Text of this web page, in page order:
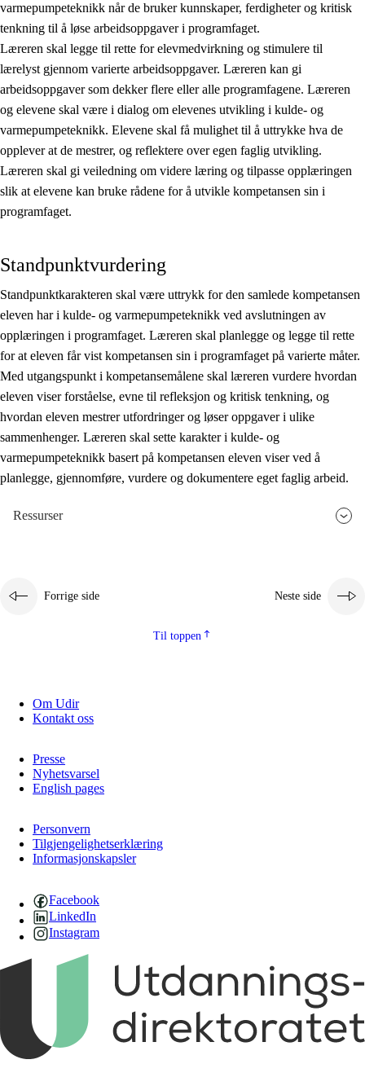
varmepumpeteknikk når de bruker kunnskaper, ferdigheter og kritisk
tenkning til å løse arbeidsoppgaver i programfaget.
Læreren skal legge til rette for elevmedvirkning og stimulere til
lærelyst gjennom varierte arbeidsoppgaver. Læreren kan gi
arbeidsoppgaver som dekker flere eller alle programfagene. Læreren
og elevene skal være i dialog om elevenes utvikling i kulde- og
varmepumpeteknikk. Elevene skal få mulighet til å uttrykke hva de
opplever at de mestrer, og reflektere over egen faglig utvikling.
Læreren skal gi veiledning om videre læring og tilpasse opplæringen
slik at elevene kan bruke rådene for å utvikle kompetansen sin i
programfaget.
Standpunktvurdering
Standpunktkarakteren skal være uttrykk for den samlede kompetansen
eleven har i kulde- og varmepumpeteknikk ved avslutningen av
opplæringen i programfaget. Læreren skal planlegge og legge til rette
for at eleven får vist kompetansen sin i programfaget på varierte måter.
Med utgangspunkt i kompetansemålene skal læreren vurdere hvordan
eleven viser forståelse, evne til refleksjon og kritisk tenkning, og
hvordan eleven mestrer utfordringer og løser oppgaver i ulike
sammenhenger. Læreren skal sette karakter i kulde- og
varmepumpeteknikk basert på kompetansen eleven viser ved å
planlegge, gjennomføre, vurdere og dokumentere eget faglig arbeid.
Ressurser
Forrige side Neste side
Til toppen
Om Udir
Kontakt oss
Presse
Nyhetsvarsel
English pages
Personvern
Tilgjengelighetserklæring
Informasjonskapsler
Facebook
LinkedIn
Instagram